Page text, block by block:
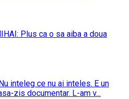
Plus ca o sa aiba a doua
inteleg ce nu ai inteles. E un
zis documentar. L-am v...